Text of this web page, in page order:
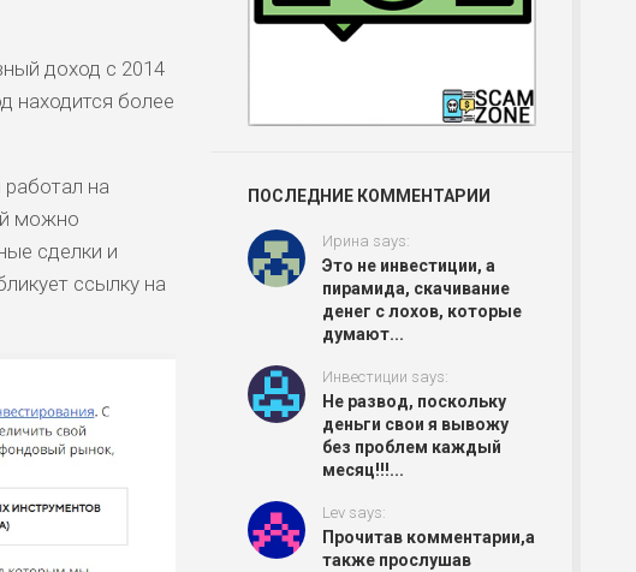
доход с 2014
находится более
на
можно
сделки и
ссылку на
ПОСЛЕДНИЕ КОММЕНТАРИИ
Ирина says:
Это не инвестиции, а
пирамида, скачивание
денег с лохов, которые
думают...
Инвестиции says:
Не развод, поскольку
деньги свои я вывожу
без проблем каждый
месяц!!!...
Lev says:
Прочитав комментарии,а
также прослушав